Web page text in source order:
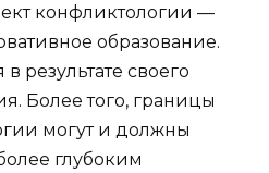
конфликтологии —
образование.
результате своего
Более того, границы
могут и должны
глубоким